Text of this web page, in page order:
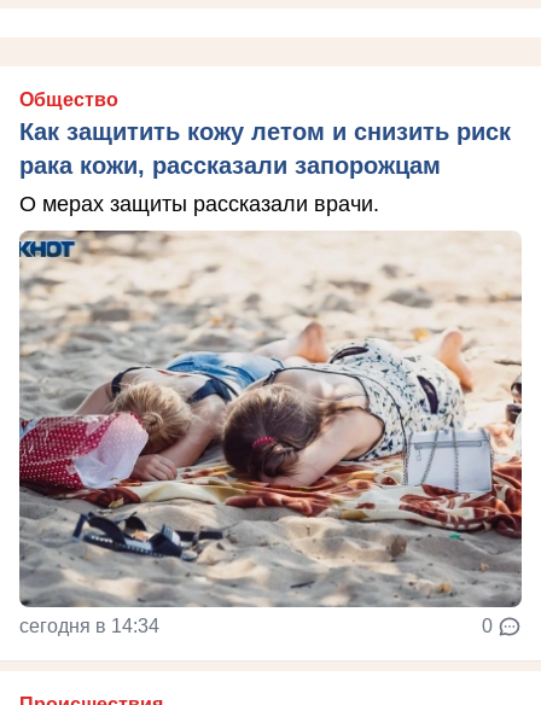
Общество
Как защитить кожу летом и снизить риск
рака кожи, рассказали запорожцам
О мерах защиты рассказали врачи.
сегодня в 14:34 0